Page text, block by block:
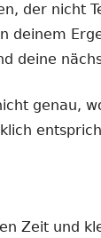
der nicht
deinem
deine
genau,
Zeit und